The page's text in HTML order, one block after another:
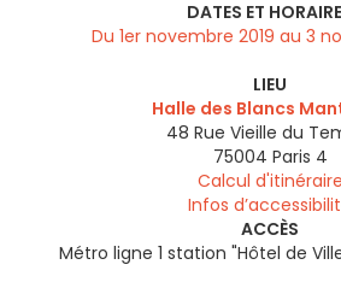
DATES ET
Du 1er novembre 2019 au 3
LIEU
Halle des Blancs
48 Rue Vieille du
75004 Paris 4
Calcul d'itinéraire
Infos
ACCÈS
Métro ligne 1 station "Hôtel de